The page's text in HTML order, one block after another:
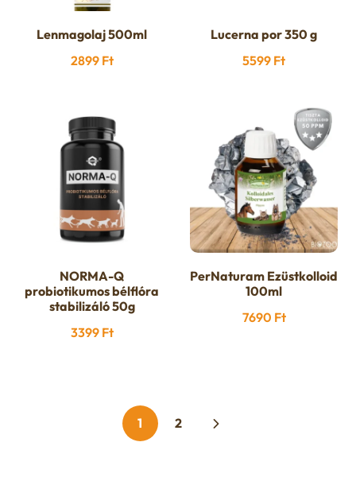
Lenmagolaj 500ml
2899 Ft
Lucerna por 350 g
5599 Ft
NORMA-Q
probiotikumos bélflóra
stabilizáló 50g
3399 Ft
PerNaturam Ezüstkolloid
100ml
7690 Ft
1 2